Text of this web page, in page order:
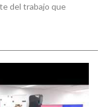
del trabajo que